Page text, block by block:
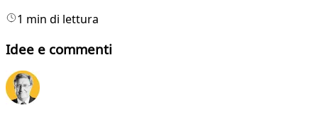
1 min di lettura
Idee e commenti